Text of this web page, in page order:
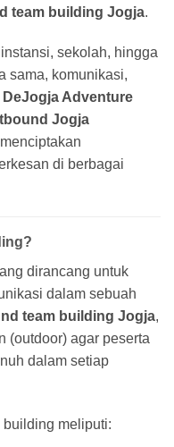
team building Jogja.
sekolah, hingga
sama, komunikasi,
DeJogja Adventure
Jogja
di berbagai
dirancang untuk
dalam sebuah
team building Jogja,
(outdoor) agar peserta
dalam setiap
building meliputi: